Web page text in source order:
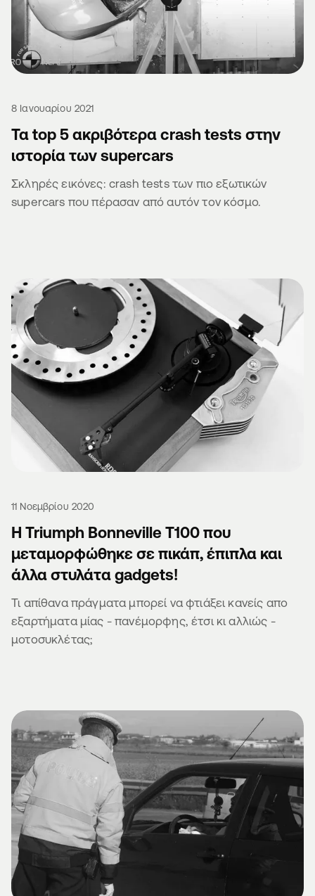
8 Ιανουαρίου 2021
Τα top 5 ακριβότερα crash tests στην
ιστορία των supercars
Σκληρές εικόνες: crash tests των πιο εξωτικών
supercars που πέρασαν από αυτόν τον κόσμο.
11 Νοεμβρίου 2020
Η Triumph Bonneville T100 που
μεταμορφώθηκε σε πικάπ, έπιπλα και
άλλα στυλάτα gadgets!
Τι απίθανα πράγματα μπορεί να φτιάξει κανείς απο
εξαρτήματα μίας - πανέμορφης, έτσι κι αλλιώς -
μοτοσυκλέτας;